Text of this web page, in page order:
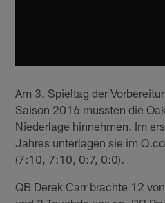
Am 3. Spieltag der
Saison 2016 mussten die
Niederlage hinnehmen. Im
Jahres unterlagen sie im
(7:10, 7:10, 0:7, 0:0).
QB Derek Carr brachte 12